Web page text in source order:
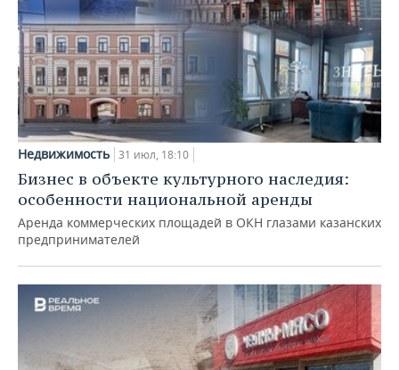
Недвижимость 31 июл, 18:10
Бизнес в объекте культурного наследия:
особенности национальной аренды
Аренда коммерческих площадей в ОКН глазами казанских
предпринимателей